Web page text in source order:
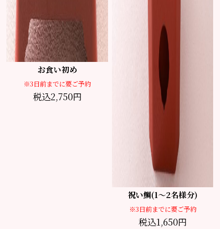
お食い初め
※3日前までに要ご予約
税込2,750円
祝い鯛(1～2名様分)
※3日前までに要ご予約
税込1,650円